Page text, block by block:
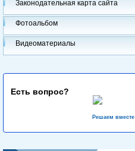
Законодательная карта сайта
Фотоальбом
Видеоматериалы
Есть вопрос?
Решаем вместе